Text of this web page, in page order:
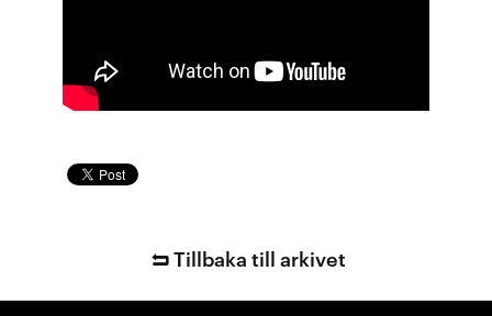
Tillbaka till arkivet